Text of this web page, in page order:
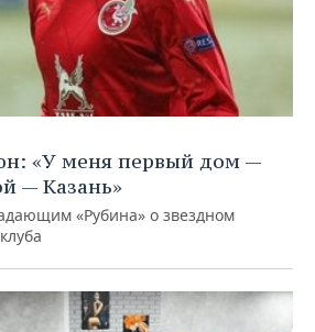
«У меня первый дом —
— Казань»
«Рубина» о звездном